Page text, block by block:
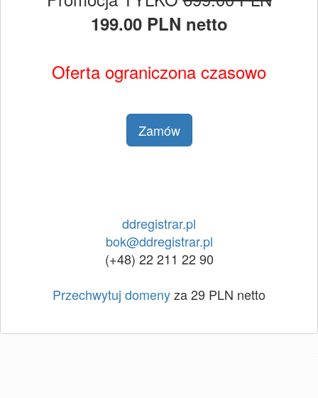
199.00 PLN netto
Oferta ograniczona czasowo
Zamów
ddregistrar.pl
bok@ddregistrar.pl
(+48) 22 211 22 90
Przechwytuj domenyza 29 PLN netto